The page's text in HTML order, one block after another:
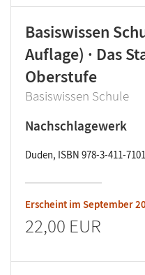
Basiswissen
Auflage) · Das
Oberstufe
Basiswissen Schule
Nachschlagewerk
Duden, ISBN 978-3-411-
Erscheint im September
22,00 EUR